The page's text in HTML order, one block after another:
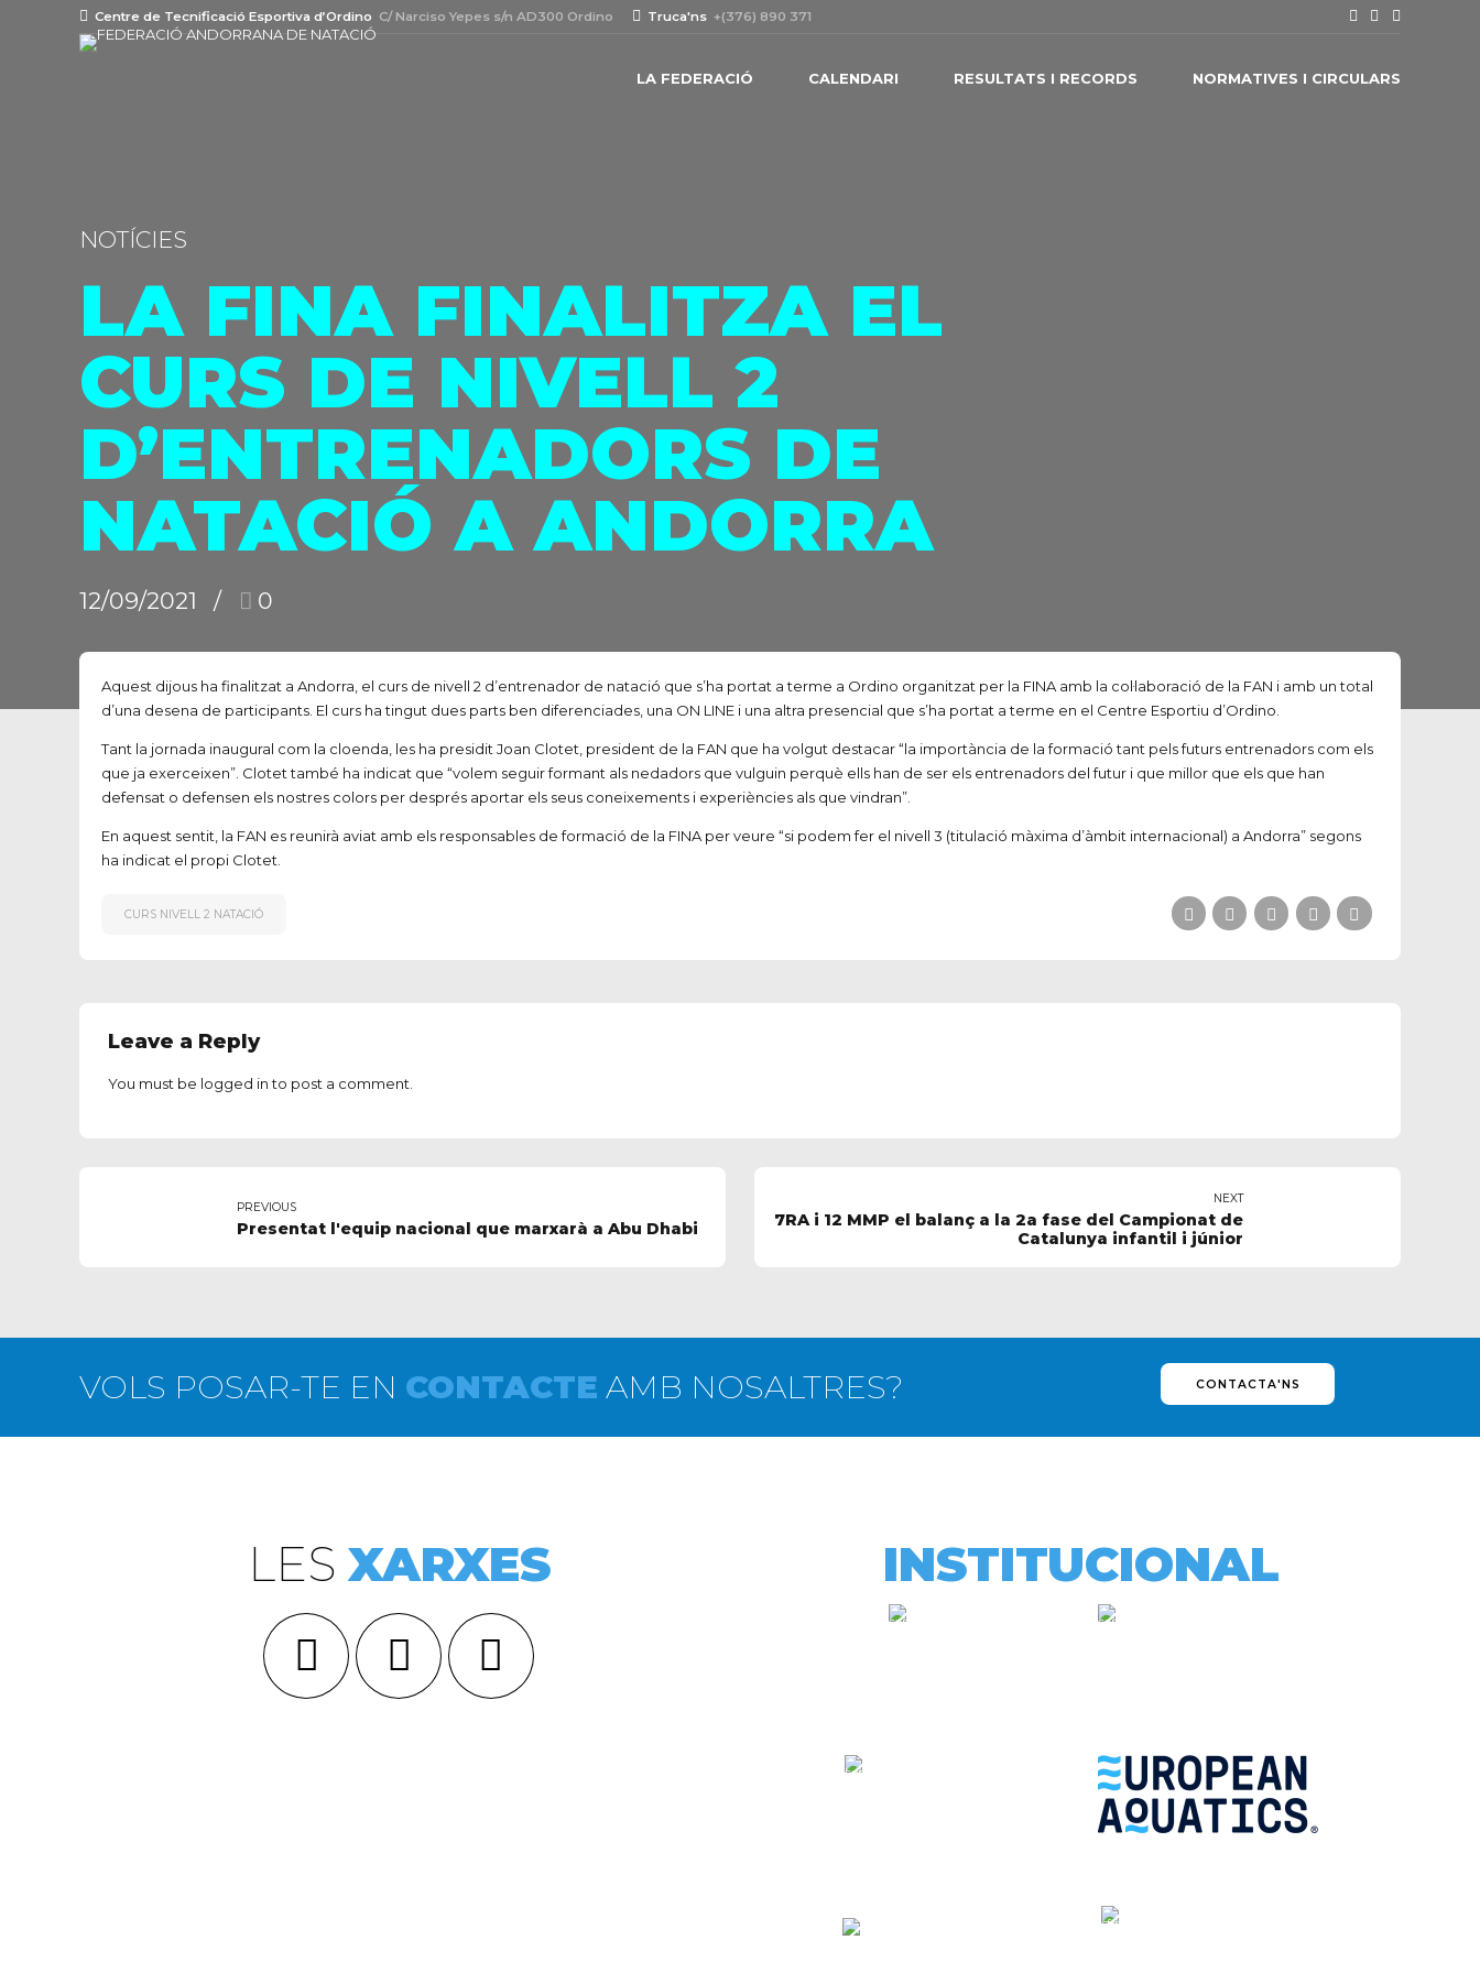
Centre de Tecnificació Esportiva d’Ordino C/ Narciso Yepes s/n AD300 Ordino Truca'ns +(376) 890 371
LA FEDERACIÓ CALENDARI RESULTATS I RECORDS NORMATIVES I CIRCULARS
NOTÍCIES
LA FINA FINALITZA EL
CURS DE NIVELL 2
D’ENTRENADORS DE
NATACIÓ A ANDORRA
12/09/2021 0
Aquest dijous ha finalitzat a Andorra, el curs de nivell 2 d’entrenador de natació que s’ha portat a terme a Ordino organitzat per la FINA amb la col·laboració de la FAN i amb un total
d’una desena de participants. El curs ha tingut dues parts ben diferenciades, una ON LINE i una altra presencial que s’ha portat a terme en el Centre Esportiu d’Ordino.
Tant la jornada inaugural com la cloenda, les ha presidit Joan Clotet, president de la FAN que ha volgut destacar “la importància de la formació tant pels futurs entrenadors com els
que ja exerceixen”. Clotet també ha indicat que “volem seguir formant als nedadors que vulguin perquè ells han de ser els entrenadors del futur i que millor que els que han
defensat o defensen els nostres colors per després aportar els seus coneixements i experiències als que vindran”.
En aquest sentit, la FAN es reunirà aviat amb els responsables de formació de la FINA per veure “si podem fer el nivell 3 (titulació màxima d’àmbit internacional) a Andorra” segons
ha indicat el propi Clotet.
CURS NIVELL 2 NATACIÓ
Leave a Reply
You must be logged into post a comment.
PREVIOUS
Presentat l'equip nacional que marxarà a Abu Dhabi
NEXT
7RA i 12 MMP el balanç a la 2a fase del Campionat de
Catalunya infantil i júnior
VOLS POSAR-TE EN CONTACTE AMB NOSALTRES? CONTACTA'NS
LESXARXES INSTITUCIONAL